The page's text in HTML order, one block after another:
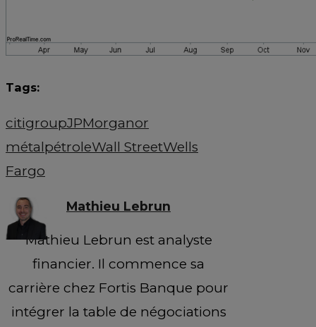
Tags:
citigroupJPMorganor
métalpétroleWall StreetWells
Fargo
Mathieu Lebrun
Mathieu Lebrun est analyste
financier. Il commence sa
carrière chez Fortis Banque pour
intégrer la table de négociations